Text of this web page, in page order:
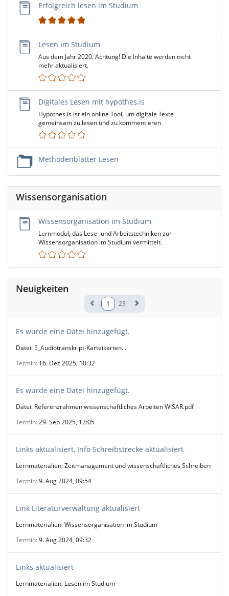
Erfolgreich lesen im Studium
Lesen im Studium
Aus dem Jahr 2020. Achtung! Die Inhalte werden nicht
mehr aktualisiert.
Digitales Lesen mit hypothes.is
Hypothes.is ist ein online Tool, um digitale Texte
gemeinsam zu lesen und zu kommentieren
Methodenblätter Lesen
Wissensorganisation
Wissensorganisation im Studium
Lernmodul, das Lese- und Arbeitstechniken zur
Wissensorganisation im Studium vermittelt.
Neuigkeiten
1 23
Es wurde eine Datei hinzugefügt.
Datei: 5_Audiotranskript-Karteikarten...
Termin 16. Dez 2025, 10:32
Es wurde eine Datei hinzugefügt.
Datei: Referenzrahmen wissenschaftliches Arbeiten WISAR.pdf
Termin 29. Sep 2025, 12:05
Links aktualisiert, Info Schreibstrecke aktualisiert
Lernmaterialien: Zeitmanagement und wissenschaftliches Schreiben
Termin 9. Aug 2024, 09:54
Link Literaturverwaltung aktualisiert
Lernmaterialien: Wissensorganisation im Studium
Termin 9. Aug 2024, 09:32
Links aktualisiert
Lernmaterialien: Lesen im Studium